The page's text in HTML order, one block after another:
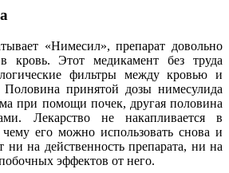
«Нимесил», препарат довольно
кровь. Этот медикамент без труда
фильтры между кровью и
Половина принятой дозы нимесулида
при помощи почек, другая половина
Лекарство не накапливается в
чему его можно использовать снова и
ни на действенность препарата, ни на
эффектов от него.